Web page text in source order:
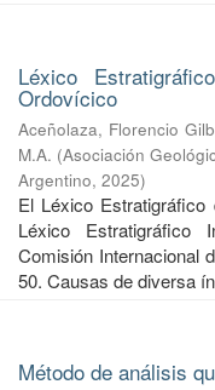
Léxico
Ordovícico
Aceñolaza, Florencio
M.A. (Asociación
Argentino, 2025)
El Léxico
Léxico Estratigráfico
Comisión Internacional
50. Causas de diversa
Método de análisis